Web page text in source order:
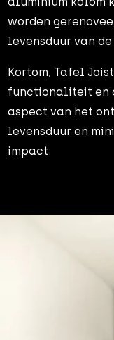
worden
levensduur van
Kortom, Tafel
functionaliteit en
aspect van het
levensduur en
impact.